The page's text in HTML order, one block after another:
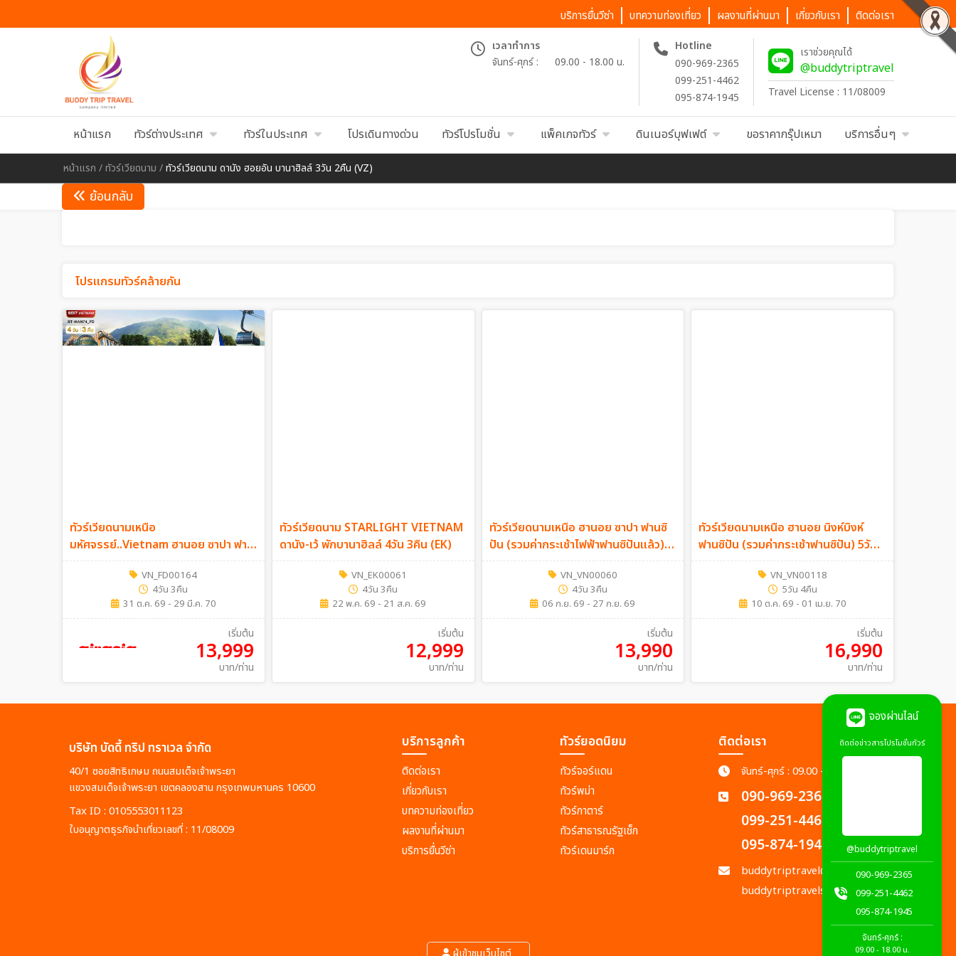
บริการยื่นวีซ่า บทความท่องเที่ยว ผลงานที่ผ่านมา เกี่ยวกับเรา ติดต่อเรา
เวลาทำการ
จันทร์-ศุกร์ :
09.00 - 18.00 น.
Hotline
090-969-2365
099-251-4462
095-874-1945
เราช่วยคุณได้
@buddytriptravel
Travel License : 11/08009
หน้าแรก ทัวร์ต่างประเทศ ทัวร์ในประเทศ โปรเดินทางด่วน ทัวร์โปรโมชั่น แพ็คเกจทัวร์ ดินเนอร์บุฟเฟต์ ขอราคากรุ๊ปเหมา บริการอื่นๆ
หน้าแรก /ทัวร์เวียดนาม /ทัวร์เวียดนาม ดานัง ฮอยอัน บานาฮิลล์ 3วัน 2คืน (VZ)
ย้อนกลับ
โปรแกรมทัวร์คล้ายกัน
ทัวร์เวียดนามเหนือ
มหัศจรรย์..Vietnam ฮานอย ซาปา ฟาน
ซิปัน 4วัน 3คืน (FD)
VN_FD00164
4วัน 3คืน
31 ต.ค. 69 - 29 มี.ค. 70
เริ่มต้น
13,999
บาท/ท่าน
ทัวร์เวียดนาม STARLIGHT VIETNAM
ดานัง-เว้ พักบานาฮิลล์ 4วัน 3คืน (EK)
VN_EK00061
4วัน 3คืน
22 พ.ค. 69 - 21 ส.ค. 69
เริ่มต้น
12,999
บาท/ท่าน
ทัวร์เวียดนามเหนือ ฮานอย ซาปา ฟานซิ
ปัน (รวมค่ากระเช้าไฟฟ้าฟานซิปันแล้ว)
4วัน 3คืน (VN)
VN_VN00060
4วัน 3คืน
06 ก.ย. 69 - 27 ก.ย. 69
เริ่มต้น
13,990
บาท/ท่าน
ทัวร์เวียดนามเหนือ ฮานอย นิงห์บิงห์
ฟานซิปัน (รวมค่ากระเช้าฟานซิปัน) 5วัน
4 คืน (VN)
VN_VN00118
5วัน 4คืน
10 ต.ค. 69 - 01 เม.ย. 70
เริ่มต้น
16,990
บาท/ท่าน
บริษัท บัดดี้ ทริป ทราเวล จำกัด
40/1 ซอยสิทธิเกษม ถนนสมเด็จเจ้าพระยา
แขวงสมเด็จเจ้าพระยา เขตคลองสาน กรุงเทพมหานคร 10600
Tax ID : 0105553011123
ใบอนุญาตธุรกิจนำเที่ยวเลขที่ : 11/08009
บริการลูกค้า
ติดต่อเรา
เกี่ยวกับเรา
บทความท่องเที่ยว
ผลงานที่ผ่านมา
บริการยื่นวีซ่า
ทัวร์ยอดนิยม
ทัวร์จอร์แดน
ทัวร์พม่า
ทัวร์กาตาร์
ทัวร์สาธารณรัฐเช็ก
ทัวร์เดนมาร์ก
ติดต่อเรา
จันทร์-ศุกร์ : 09.00 - 18.00 น.
090-969-2365
099-251-4462
095-874-1945
buddytriptravel@gmail.com
buddytriptravels@gmail.com
จองผ่านไลน์
ติดต่อข่าวสารโปรโมชั่นทัวร์
@buddytriptravel
090-969-2365
099-251-4462
095-874-1945
จันทร์-ศุกร์ :
09.00 - 18.00 น.